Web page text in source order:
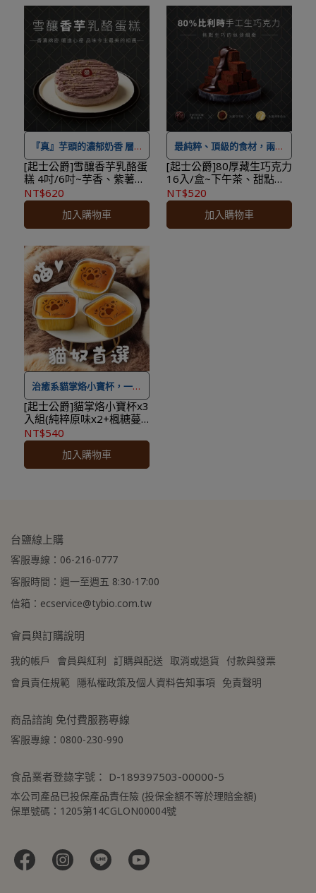
更方便！
猶豫期之權益且不得辦理退
本商品不適用 ＃線上優惠
券及紅利點數折抵，可累積
紅利點數
離島需求請洽小編運費另計
★本商品恕不配合滿額贈&
加價購。
★登入會員訂購，管理訂單
更方便！
★本商品性質具備消保法第
十九條所定之合理例外情事
「保存期限較短商品」，於
收受商品後將無法享有七天
猶豫期之權益且不得辦理退
貨。
券及紅利點數折抵，可累積
紅利點數
★本限台灣本島配送，如有
離島需求請洽小編運費另計
本商品恕不配合滿額贈&
『真』芋頭的濃郁奶香 層次
豐富 香濃綿密
★最快出貨日，目前為付款
日+4個工作天
十九條所定之合理例外情事
「保存期限較短商品」，於
收受商品後將無法享有七天
猶豫期之權益且不得辦理退
貨。
★本商品不適用 ＃線上優惠
券及紅利點數折抵，可累積
紅利點數
★本限台灣本島配送，如有
離島需求請洽小編運費另計
★本商品恕不配合滿額贈&
加價購。
[起士公爵]雪釀香芋乳酪蛋
糕 4吋/6吋~芋香、紫薯
香、奶香滿溢 三重驚喜
NT$620
加入購物車
最純粹、頂級的食材，兩種
基底的巧克力調和，造就每
一口如綢緞般絲滑順口！
★最快出貨日，目前為付款
[起士公爵]80厚藏生巧克力
16入/盒~下午茶、甜點、
送禮、情人節
NT$520
加入購物車
治癒系貓掌烙小寶杯，一口
萌化你的心
★最快出貨日，目前為付款
日+4個工作天
收受商品後將無法享有七天
★本商品不適用 ＃線上優惠
券及紅利點數折抵，可累積
★本限台灣本島配送，如有
離島需求請洽小編運費另計
★本商品恕不配合滿額贈&
★登入會員訂購，管理訂單
更方便！
[起士公爵]貓掌烙小寶杯x3
入組(純粹原味x2+楓糖蔓
越莓x1)~適合1個人品嚐的
杯子蛋糕 迷你生日蛋糕、
貓飼主慶生、下午茶、聚
餐、婚禮甜點、節慶慶祝
NT$540
加入購物車
台鹽線上購
客服專線：06-216-0777
客服時間：週一至週五 8:30-17:00
信箱：ecservice@tybio.com.tw
會員與訂購說明
我的帳戶 會員與紅利 訂購與配送 取消或退貨
付款與發票
會員責任規範 隱私權政策及個人資料告知事項 免責聲明
商品諮詢 免付費服務專線
客服專線：0800-230-990
食品業者登錄字號： D-189397503-00000-5
本公司產品已投保產品責任險 (投保金額不等於理賠金額)
保單號碼：1205第14CGLON00004號